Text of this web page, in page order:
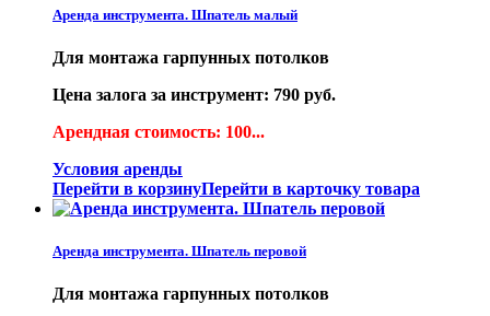
Аренда инструмента. Шпатель малый
Для монтажа гарпунных потолков
Цена залога за инструмент: 790 руб.
Арендная стоимость: 100...
Условия аренды
Перейти в корзинуПерейти в карточку товара
Аренда инструмента. Шпатель перовой
Для монтажа гарпунных потолков